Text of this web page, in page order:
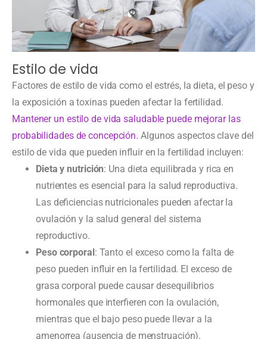
Estilo de vida
Factores de estilo de vida como el estrés, la dieta, el peso y
la exposición a toxinas pueden afectar la fertilidad.
Mantener un estilo de vida saludable puede mejorar las
probabilidades de concepción. Algunos aspectos clave del
estilo de vida que pueden influir en la fertilidad incluyen:
Dieta y nutrición: Una dieta equilibrada y rica en
nutrientes es esencial para la salud reproductiva.
Las deficiencias nutricionales pueden afectar la
ovulación y la salud general del sistema
reproductivo.
Peso corporal: Tanto el exceso como la falta de
peso pueden influir en la fertilidad. El exceso de
grasa corporal puede causar desequilibrios
hormonales que interfieren con la ovulación,
mientras que el bajo peso puede llevar a la
amenorrea (ausencia de menstruación).